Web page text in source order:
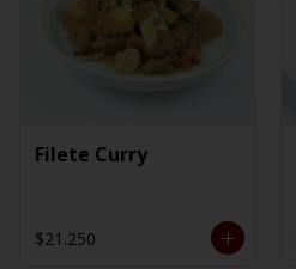
Filete Curry
$21.250